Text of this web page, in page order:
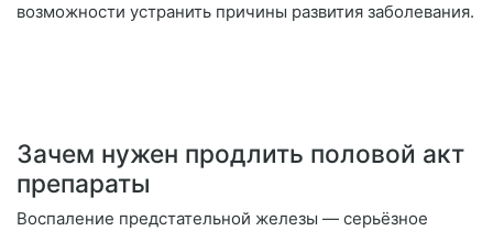
возможности устранить причины развития заболевания.
Зачем нужен продлить половой акт
препараты
Воспаление предстательной железы — серьёзное